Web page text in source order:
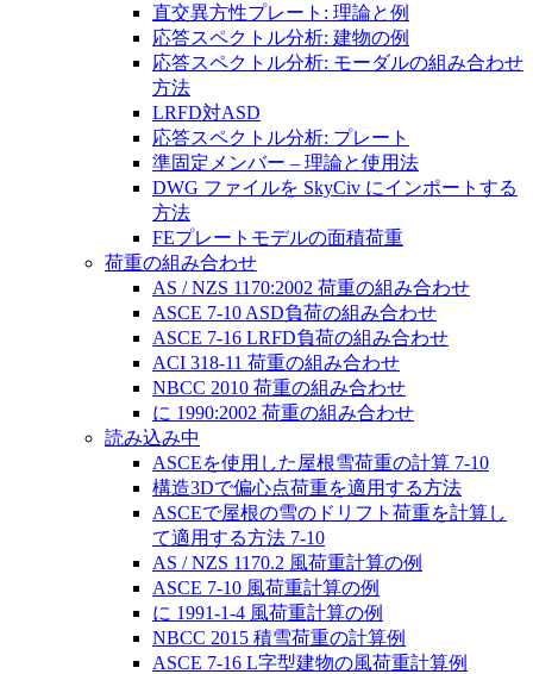
直交異方性プレート: 理論と例
応答スペクトル分析: 建物の例
応答スペクトル分析: モーダルの組み合わせ
方法
LRFD対ASD
応答スペクトル分析: プレート
準固定メンバー – 理論と使用法
DWG ファイルを SkyCiv にインポートする
方法
FEプレートモデルの面積荷重
荷重の組み合わせ
AS / NZS 1170:2002 荷重の組み合わせ
ASCE 7-10 ASD負荷の組み合わせ
ASCE 7-16 LRFD負荷の組み合わせ
ACI 318-11 荷重の組み合わせ
NBCC 2010 荷重の組み合わせ
に 1990:2002 荷重の組み合わせ
読み込み中
ASCEを使用した屋根雪荷重の計算 7-10
構造3Dで偏心点荷重を適用する方法
ASCEで屋根の雪のドリフト荷重を計算し
て適用する方法 7-10
AS / NZS 1170.2 風荷重計算の例
ASCE 7-10 風荷重計算の例
に 1991-1-4 風荷重計算の例
NBCC 2015 積雪荷重の計算例
ASCE 7-16 L字型建物の風荷重計算例